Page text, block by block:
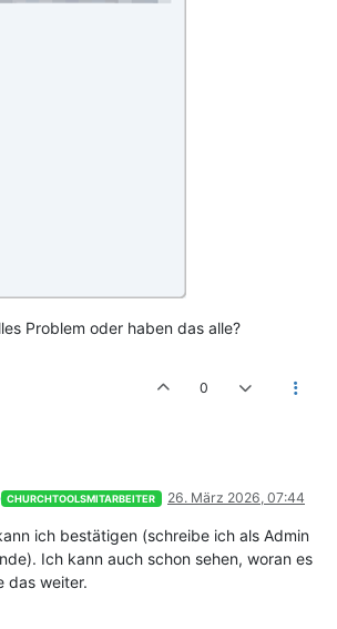
Problem oder haben das alle?
0
CHURCHTOOLSMITARBEITER 26. März 2026, 07:44
ich bestätigen (schreibe ich als Admin
Ich kann auch schon sehen, woran es
das weiter.